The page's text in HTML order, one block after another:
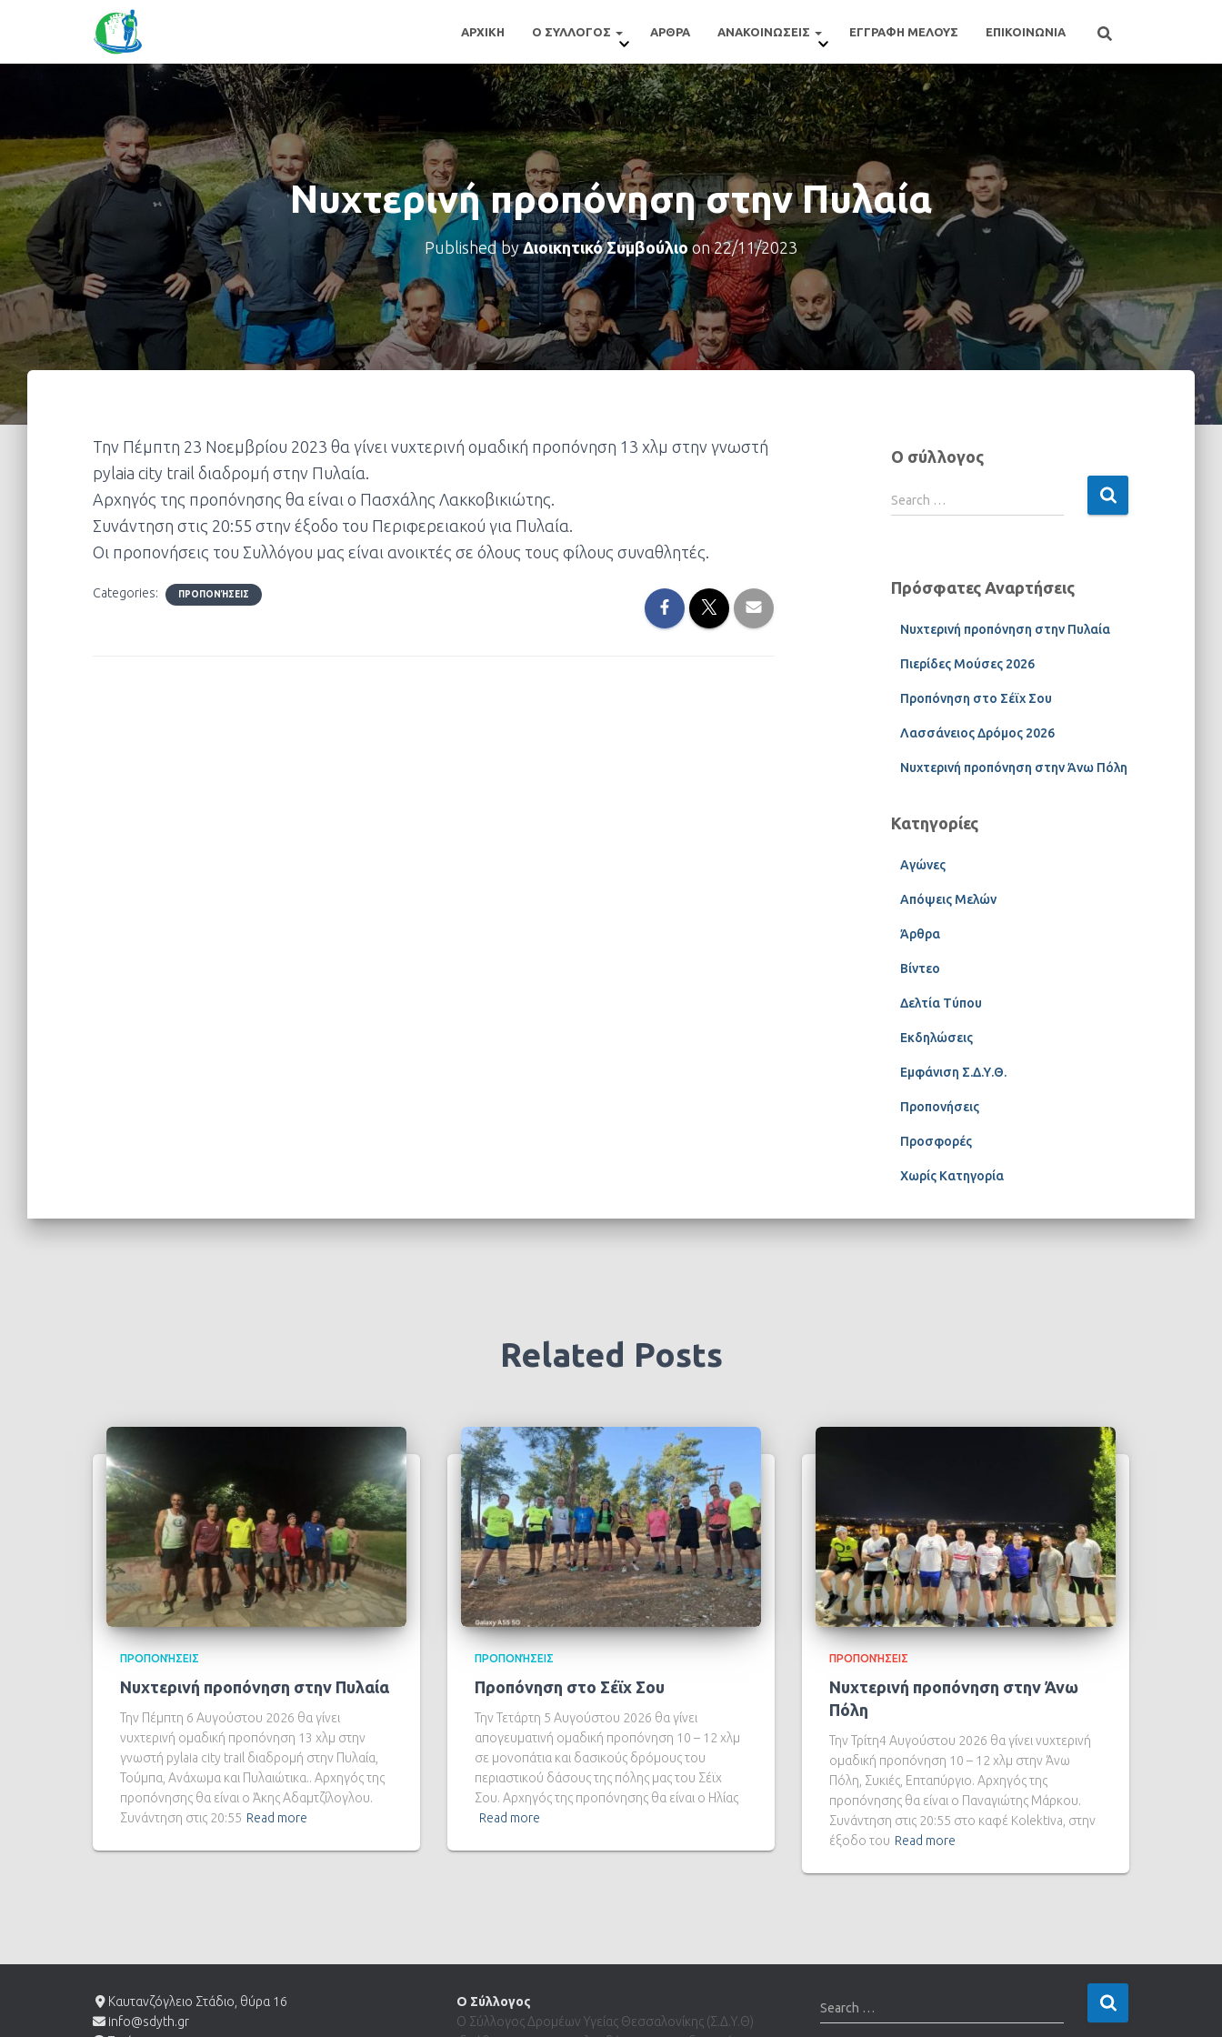
ΑΡΧΙΚΗ Ο ΣΥΛΛΟΓΟΣ ΑΡΘΡΑ ΑΝΑΚΟΙΝΩΣΕΙΣ ΕΓΓΡΑΦΗ ΜΕΛΟΥΣ ΕΠΙΚΟΙΝΩΝΙΑ
Νυχτερινή προπόνηση στην Πυλαία
Published byΔιοικητικό Συμβούλιο on22/11/2023
Την Πέμπτη 23 Νοεμβρίου 2023 θα γίνει νυχτερινή ομαδική προπόνηση 13 χλμ στην γνωστή
pylaia city trail διαδρομή στην Πυλαία.
Αρχηγός της προπόνησης θα είναι ο Πασχάλης Λακκοβικιώτης.
Συνάντηση στις 20:55 στην έξοδο του Περιφερειακού για Πυλαία.
Οι προπονήσεις του Συλλόγου μας είναι ανοικτές σε όλους τους φίλους συναθλητές.
Categories: ΠΡΟΠΟΝΉΣΕΙΣ
Ο σύλλογος
Search …
Πρόσφατες Αναρτήσεις
Νυχτερινή προπόνηση στην Πυλαία
Πιερίδες Μούσες 2026
Προπόνηση στο Σέϊχ Σου
Λασσάνειος Δρόμος 2026
Νυχτερινή προπόνηση στην Άνω Πόλη
Κατηγορίες
Αγώνες
Απόψεις Μελών
Άρθρα
Βίντεο
Δελτία Τύπου
Εκδηλώσεις
Εμφάνιση Σ.Δ.Υ.Θ.
Προπονήσεις
Προσφορές
Χωρίς Κατηγορία
Related Posts
ΠΡΟΠΟΝΉΣΕΙΣ
Νυχτερινή προπόνηση στην Πυλαία
Την Πέμπτη 6 Αυγούστου 2026 θα γίνει
νυχτερινή ομαδική προπόνηση 13 χλμ στην
γνωστή pylaia city trail διαδρομή στην Πυλαία,
Τούμπα, Ανάχωμα και Πυλαιώτικα.. Αρχηγός της
προπόνησης θα είναι ο Άκης Αδαμτζίλογλου.
Συνάντηση στις 20:55 Read more
ΠΡΟΠΟΝΉΣΕΙΣ
Προπόνηση στο Σέϊχ Σου
Την Τετάρτη 5 Αυγούστου 2026 θα γίνει
απογευματινή ομαδική προπόνηση 10 – 12 χλμ
σε μονοπάτια και δασικούς δρόμους του
περιαστικού δάσους της πόλης μας του Σέϊχ
Σου. Αρχηγός της προπόνησης θα είναι ο Ηλίας
Read more
ΠΡΟΠΟΝΉΣΕΙΣ
Νυχτερινή προπόνηση στην Άνω
Πόλη
Την Τρίτη4 Αυγούστου 2026 θα γίνει νυχτερινή
ομαδική προπόνηση 10 – 12 χλμ στην Άνω
Πόλη, Συκιές, Επταπύργιο. Αρχηγός της
προπόνησης θα είναι ο Παναγιώτης Μάρκου.
Συνάντηση στις 20:55 στο καφέ Kolektiva, στην
έξοδο του Read more
Καυτανζόγλειο Στάδιο, θύρα 16
info@sdyth.gr
Ο Σύλλογος
Ο Σύλλογος Δρομέων Υγείας Θεσσαλονίκης (Σ.Δ.Υ.Θ)
Search …